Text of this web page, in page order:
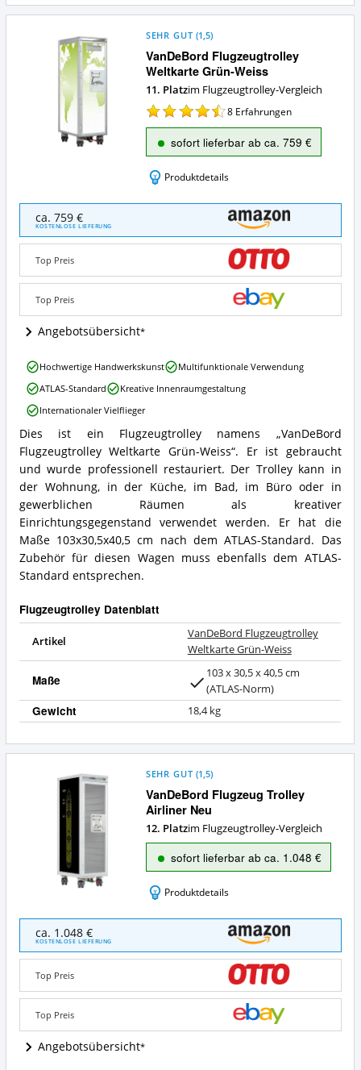
VanDeBord Flugzeugtrolley
Weltkarte Grün-Weiss
SEHR GUT (1,5)
11. Platzim Flugzeugtrolley-Vergleich
8 Erfahrungen
sofort lieferbar ab ca. 759 €
Produktdetails
VanDeBord
Flugzeugtrolley
Weltkarte
Grün-
Weiss
Angebote:
ist
Flugzeugtrolley
erhältlich?
ca. 759 €
KOSTENLOSE LIEFERUNG
Top Preis
Top Preis
Angebotsübersicht
VanDeBord
Flugzeugtrolley
Weltkarte
Grün-
Zusammenfassung:
Was
bietet
Flugzeugtrolley?
Dies ist ein Flugzeugtrolley namens „VanDeBord
Flugzeugtrolley Weltkarte Grün-Weiss“. Er ist gebraucht
und wurde professionell restauriert. Der Trolley kann in
der Wohnung, in der Küche, im Bad, im Büro oder in
gewerblichen Räumen als kreativer
Einrichtungsgegenstand verwendet werden. Er hat die
Maße 103x30,5x40,5 cm nach dem ATLAS-Standard. Das
Zubehör für diesen Wagen muss ebenfalls dem ATLAS-
Standard entsprechen.
Flugzeugtrolley Datenblatt
Artikel
VanDeBord Flugzeugtrolley
Weltkarte Grün-Weiss
Maße
103 x 30,5 x 40,5 cm
(ATLAS-Norm)
Gewicht 18,4 kg
VanDeBord
Flugzeugtrolley
Weltkarte
Grün-
Weiss
Vorteile:
Was
spricht
für
Flugzeugtrolley?
Hochwertige Handwerkskunst
Multifunktionale Verwendung
ATLAS-Standard
Kreative Innenraumgestaltung
Internationaler Vielflieger
VanDeBord Flugzeug Trolley
Airliner Neu
SEHR GUT (1,5)
12. Platzim Flugzeugtrolley-Vergleich
sofort lieferbar ab ca. 1.048 €
Produktdetails
VanDeBord
Flugzeug
Trolley
Airliner
Neu
Angebote:
ist
Flugzeugtrolley
erhältlich?
ca. 1.048 €
KOSTENLOSE LIEFERUNG
Top Preis
Top Preis
Angebotsübersicht